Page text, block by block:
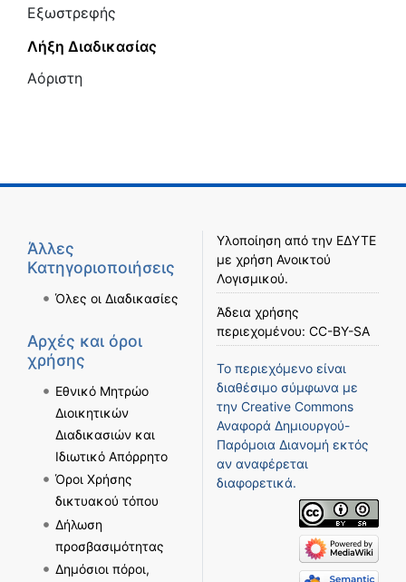
Εξωστρεφής
Λήξη Διαδικασίας
Αόριστη
Άλλες
Κατηγοριοποιήσεις
Όλες οι Διαδικασίες
Αρχές και όροι
χρήσης
Εθνικό Μητρώο
Διοικητικών
Διαδικασιών και
Ιδιωτικό Απόρρητο
Όροι Χρήσης
δικτυακού τόπου
Δήλωση
προσβασιμότητας
Δημόσιοι πόροι,
Υλοποίηση από την ΕΔΥΤΕ
με χρήση Ανοικτού
Λογισμικού.
Άδεια χρήσης
περιεχομένου: CC-BY-SA
Το περιεχόμενο είναι
διαθέσιμο σύμφωνα με
την Creative Commons
Αναφορά Δημιουργού-
Παρόμοια Διανομή εκτός
αν αναφέρεται
διαφορετικά.